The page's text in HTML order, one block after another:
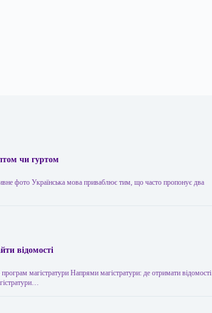
чи гуртом
фото Українська мова приваблює тим, що часто пропонує два
відомості
магістратури Напрями магістратури: де отримати відомості